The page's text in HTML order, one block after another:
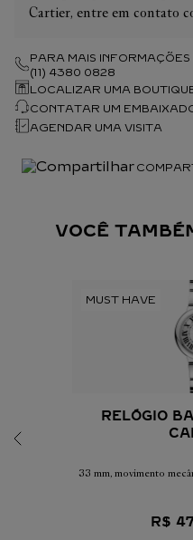
Cartier, entre em contato
PARA MAIS
(11) 4380 0828
LOCALIZAR UMA
CONTATAR UM
AGENDAR UMA VISITA
VOCÊ
RELÓGIO
33 mm, movimento
R$